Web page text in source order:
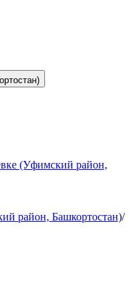
(Уфимский район,
район, Башкортостан)/